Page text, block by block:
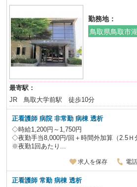
勤務地：
鳥取県鳥取市
最寄駅：
JR 鳥取大学前駅 徒歩10分
正看護師 病院 非常勤病棟 透析
◇時給1,200円～1,750円
◇夜勤手当8,000円/回＋時間外加算（2.5Ｈ
※夜勤1回あたり...
求人を保存 電
正看護師 常勤 病棟 透析